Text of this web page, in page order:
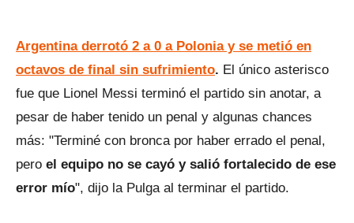
Argentina derrotó 2 a 0 a Polonia y se metió en
octavos de final sin sufrimiento. El único asterisco
fue que Lionel Messi terminó el partido sin anotar, a
pesar de haber tenido un penal y algunas chances
más: "Terminé con bronca por haber errado el penal,
pero el equipo no se cayó y salió fortalecido de ese
error mío", dijo la Pulga al terminar el partido.